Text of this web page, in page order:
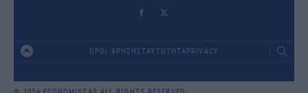
ΟΡΟΙ ΧΡΗΣΗΣΤΑΥΤΟΤΗΤΑPRIVACY